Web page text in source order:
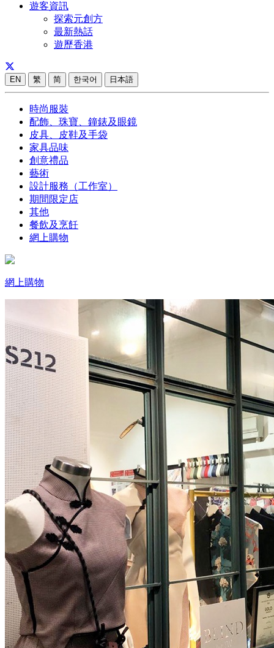
遊客資訊
探索元創方
最新熱話
遊歷香港
EN 繁 简 한국어 日本語
時尚服裝
配飾、珠寶、鐘錶及眼鏡
皮具、皮鞋及手袋
家具品味
創意禮品
藝術
設計服務（工作室）
期間限定店
其他
餐飲及烹飪
網上購物
網上購物